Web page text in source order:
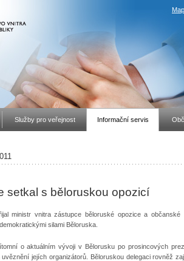
Služby pro veřejnost Informační servis
setkal s běloruskou opozicí
ministr vnitra zástupce běloruské opozice a
silami Běloruska.
o aktuálním vývoji v Bělorusku po prosincových
jejích organizátorů. Běloruskou delegaci rovněž